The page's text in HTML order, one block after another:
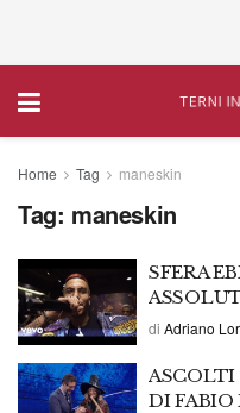
Home Tag maneskin
Tag: maneskin
SFERA
di Adriano
DI FABIO